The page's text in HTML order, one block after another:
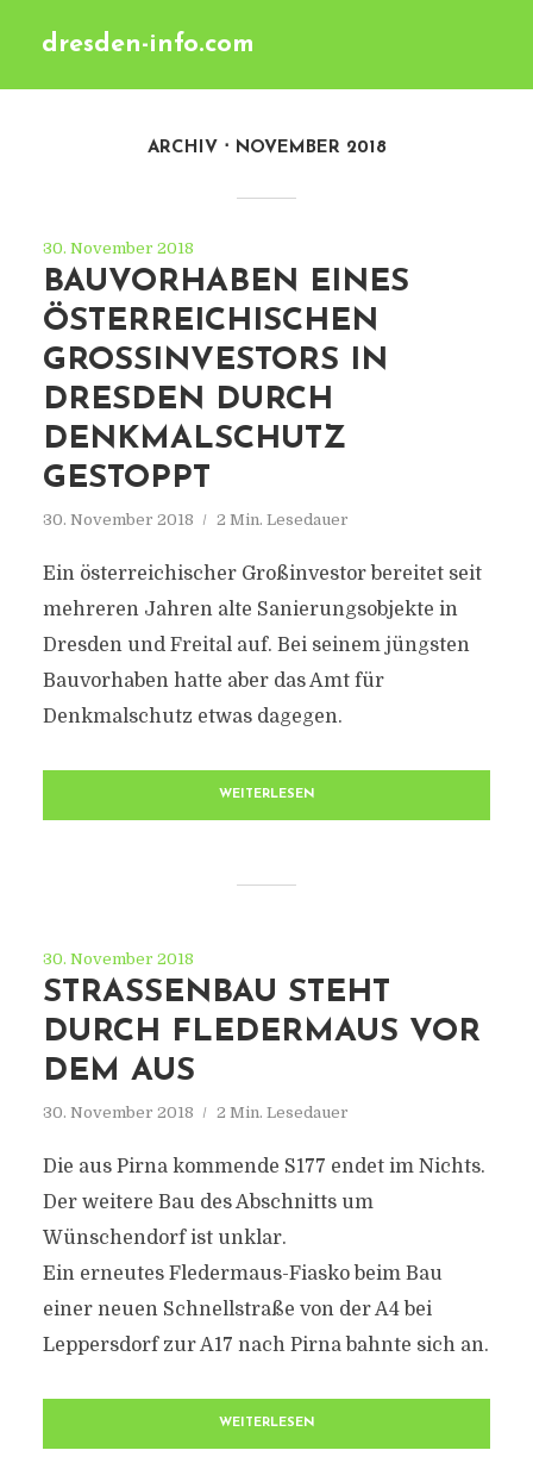
dresden-info.com
ARCHIV NOVEMBER 2018
30. November 2018
BAUVORHABEN EINES
ÖSTERREICHISCHEN
GROSSINVESTORS IN D
RESDEN DURCH D
ENKMALSCHUTZ G
ESTOPPT
30. November 2018 2 Min. Lesedauer
Ein österreichischer Großinvestor bereitet seit
mehreren Jahren alte Sanierungsobjekte in
Dresden und Freital auf. Bei seinem jüngsten
Bauvorhaben hatte aber das Amt für
Denkmalschutz etwas dagegen.
WEITERLESEN
30. November 2018
STRASSENBAU STEHT D
URCH FLEDERMAUS VOR D
EM AUS
30. November 2018 2 Min. Lesedauer
Die aus Pirna kommende S177 endet im Nichts.
Der weitere Bau des Abschnitts um
Wünschendorf ist unklar.
Ein erneutes Fledermaus-Fiasko beim Bau
einer neuen Schnellstraße von der A4 bei
Leppersdorf zur A17 nach Pirna bahnte sich an.
WEITERLESEN